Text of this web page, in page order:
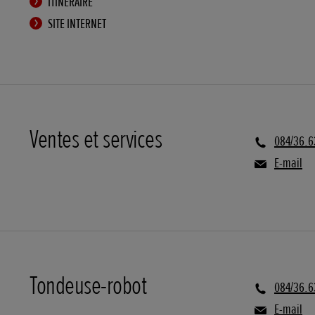
SITE INTERNET
Ventes et services
084/
E-mail
Tondeuse-robot
084/
E-mail